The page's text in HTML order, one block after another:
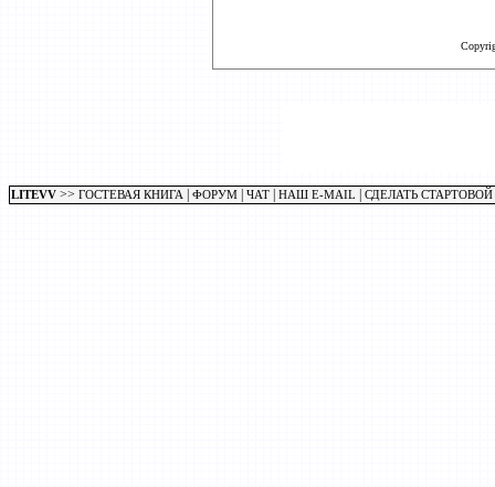
LITEVV >> ГОСТЕВАЯ КНИГА ФОРУМ ЧАТ НАШ E-MAIL СДЕЛАТЬ СТАРТОВОЙ